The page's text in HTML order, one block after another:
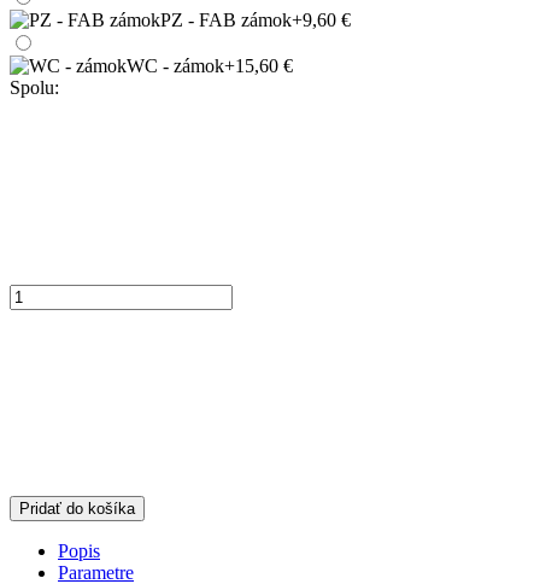
PZ - FAB zámok+9,60 €
WC - zámok+15,60 €
Spolu:
Pridať do košíka
Popis
Parametre